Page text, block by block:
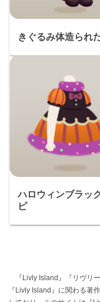
きぐるみ体造られ
ハロウィンブラッ
ピ
『Livly Island』『リヴリ
『Livly Island』に関わる著